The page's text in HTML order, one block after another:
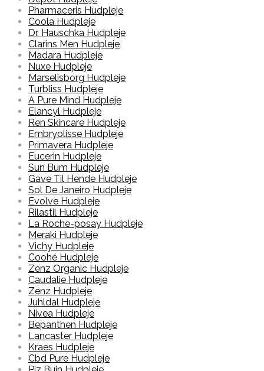
Pharmaceris Hudpleje
Coola Hudpleje
Dr. Hauschka Hudpleje
Clarins Men Hudpleje
Madara Hudpleje
Nuxe Hudpleje
Marselisborg Hudpleje
Turbliss Hudpleje
A Pure Mind Hudpleje
Elancyl Hudpleje
Ren Skincare Hudpleje
Embryolisse Hudpleje
Primavera Hudpleje
Eucerin Hudpleje
Sun Bum Hudpleje
Gave Til Hende Hudpleje
Sol De Janeiro Hudpleje
Evolve Hudpleje
Rilastil Hudpleje
La Roche-posay Hudpleje
Meraki Hudpleje
Vichy Hudpleje
Coohé Hudpleje
Zenz Organic Hudpleje
Caudalie Hudpleje
Zenz Hudpleje
Juhldal Hudpleje
Nivea Hudpleje
Bepanthen Hudpleje
Lancaster Hudpleje
Kraes Hudpleje
Cbd Pure Hudpleje